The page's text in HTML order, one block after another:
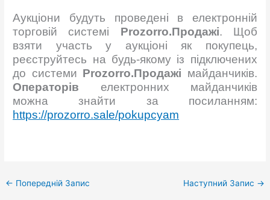
Аукціони будуть проведені в електронній
торговій системі Рrozorro.Продажі. Щоб
взяти участь у аукціоні як покупець,
реєструйтесь на будь-якому із підключених
до системи Рrozorro.Продажі майданчиків.
Операторів електронних майданчиків
можна знайти за посиланням:
https://prozorro.sale/pokupcyam
← Попередній Запис Наступний Запис →